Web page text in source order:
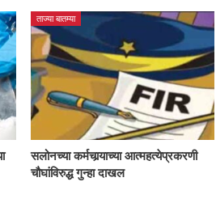
ताज्या बातम्या
सलोनच्या कर्मचार्‍याच्या आत्महत्येप्रकरणी
चौघांविरुद्ध गुन्हा दाखल